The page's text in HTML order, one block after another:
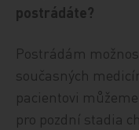
postrádáte?
Postrádám
současných
pacientovi
pro pozdní stadia